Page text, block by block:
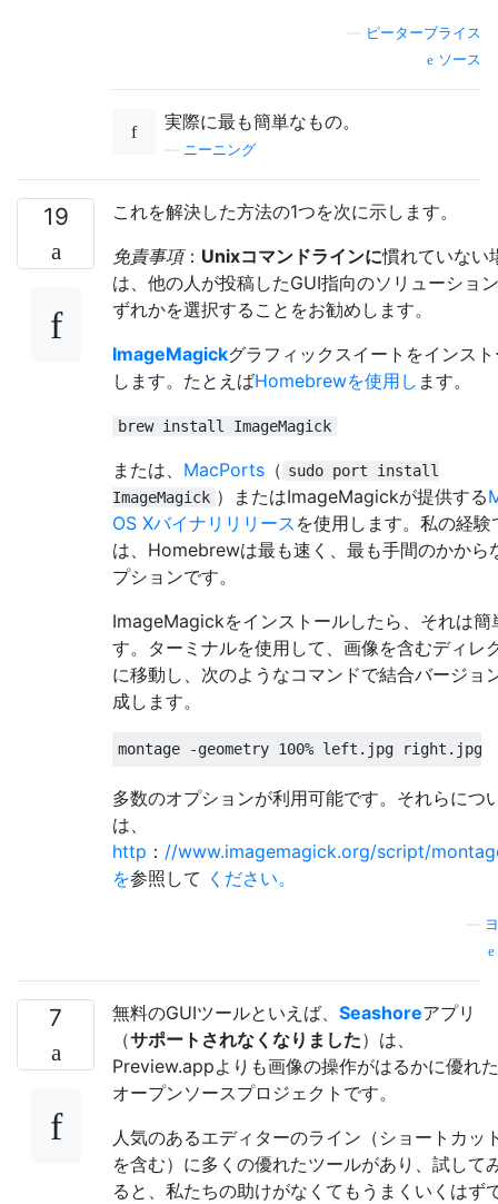
ピーターブライス
ソース
実際に最も簡単なもの。
ニーニング
19
これを解決した方法の1つを次に示します。
免責事項： Unixコマンドラインに慣れていない
は、他の人が投稿したGUI指向のソリューショ
ずれかを選択することをお勧めします。
ImageMagickグラフィックスイートをインス
します。たとえばHomebrewを使用し ます。
brew install ImageMagick
または、 MacPorts （ sudo port install
ImageMagick ）またはImageMagickが提供する
OS Xバイナリリリース を使用します。私の経験
は、Homebrewは最も速く、最も手間のかから
プションです。
ImageMagickをインストールしたら、それは簡
す。ターミナルを使用して、画像を含むディレ
に移動し、次のようなコマンドで結合バージョ
成します。
多数のオプションが利用可能です。それらにつ
は、
http ： //www.imagemagick.org/script/
を参照して ください。
7 無料のGUIツールといえば、 Seashoreアプリ
（サポートされなくなりました）は、
Preview.appよりも画像の操作がはるかに優れた
オープンソースプロジェクトです。
人気のあるエディターのライン（ショートカッ
を含む）に多くの優れたツールがあり、試して
ると、私たちの助けがなくてもうまくいくはず